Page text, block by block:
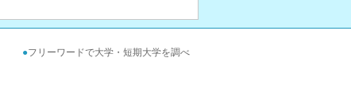
●フリーワードで大学・短期大学を調べ